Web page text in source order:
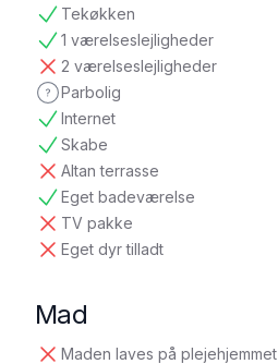
Tekøkken
tilgængelig
1 værelseslejligheder
tilgængelig
2 værelseslejligheder
ikke tilgængelig
Parbolig
ikke oplyst
Internet
tilgængelig
Skabe
tilgængelig
Altan terrasse
ikke tilgængelig
Eget badeværelse
tilgængelig
TV pakke
ikke tilgængelig
Eget dyr tilladt
ikke tilgængelig
Mad
Maden laves på plejehjemmet